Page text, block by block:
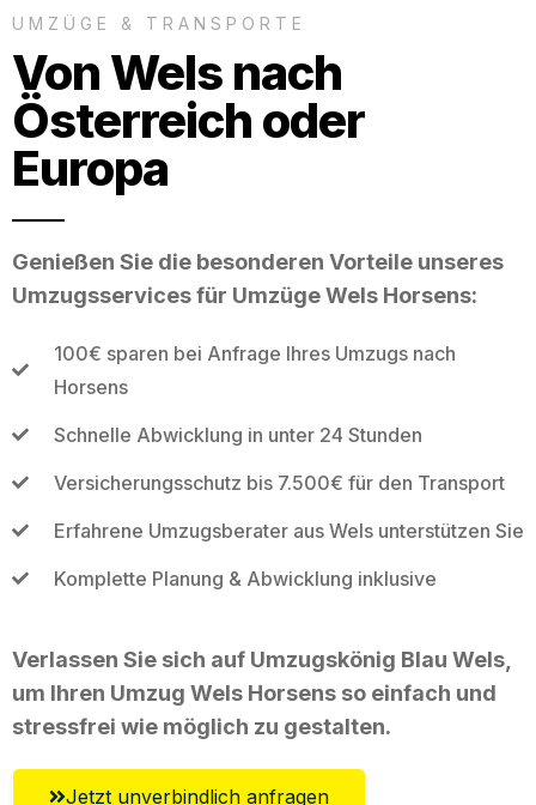
UMZÜGE & TRANSPORTE
Von Wels nach
Österreich oder
Europa
Genießen Sie die besonderen Vorteile unseres
Umzugsservices für Umzüge Wels Horsens:
100€ sparen bei Anfrage Ihres Umzugs nach
Horsens
Schnelle Abwicklung in unter 24 Stunden
Versicherungsschutz bis 7.500€ für den Transport
Erfahrene Umzugsberater aus Wels unterstützen Sie
Komplette Planung & Abwicklung inklusive
Verlassen Sie sich auf Umzugskönig Blau Wels,
um Ihren Umzug Wels Horsens so einfach und
stressfrei wie möglich zu gestalten.
Jetzt unverbindlich anfragen